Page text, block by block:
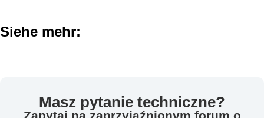
Siehe mehr:
Masz pytanie techniczne?